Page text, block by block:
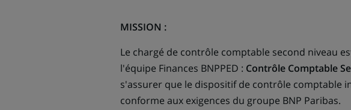
MISSION :
Le chargé de contrôle comptable second niveau
l'équipe Finances BNPPED : Contrôle Comptable
s'assurer que le dispositif de contrôle comptable
conforme aux exigences du groupe BNP Paribas.